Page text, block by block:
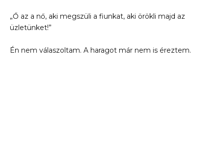
„Ő az a nő, aki megszüli a fiunkat, aki örökli majd az
üzletünket!”
Én nem válaszoltam. A haragot már nem is éreztem.